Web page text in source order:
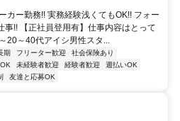
カー勤務!! 実務経験浅くてもOK!! フォー
事!! 【正社員登用有】仕事内容はとって
20～40代アイシ男性スタ...
期 フリーター歓迎
社会保険あり
未経験者歓迎 経験者歓迎
週払いOK
友達と応募OK